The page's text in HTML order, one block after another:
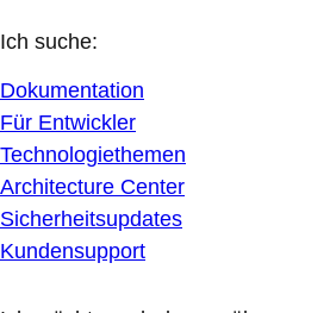
Ich suche:
Dokumentation
Für Entwickler
Technologiethemen
Architecture Center
Sicherheitsupdates
Kundensupport